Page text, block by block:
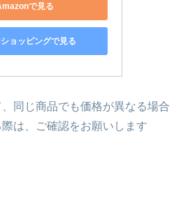
で見る
ョッピングで見る
同じ商品でも価格が異なる場合
は、ご確認をお願いします